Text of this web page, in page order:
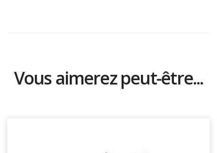
Vous aimerez peut-être...